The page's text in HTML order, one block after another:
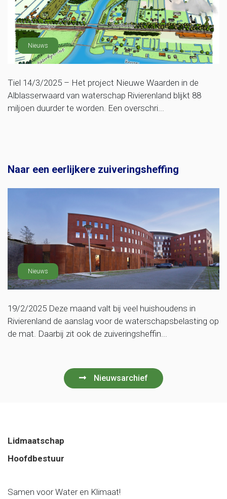
Nieuws
Tiel 14/3/2025 – Het project Nieuwe Waarden in de
Alblasserwaard van waterschap Rivierenland blijkt 88
miljoen duurder te worden. Een overschri...
Naar een eerlijkere zuiveringsheffing
Nieuws
19/2/2025 Deze maand valt bij veel huishoudens in
Rivierenland de aanslag voor de waterschapsbelasting op
de mat. Daarbij zit ook de zuiveringsheffin...
Nieuwsarchief
Lidmaatschap
Hoofdbestuur
Samen voor Water en Klimaat!